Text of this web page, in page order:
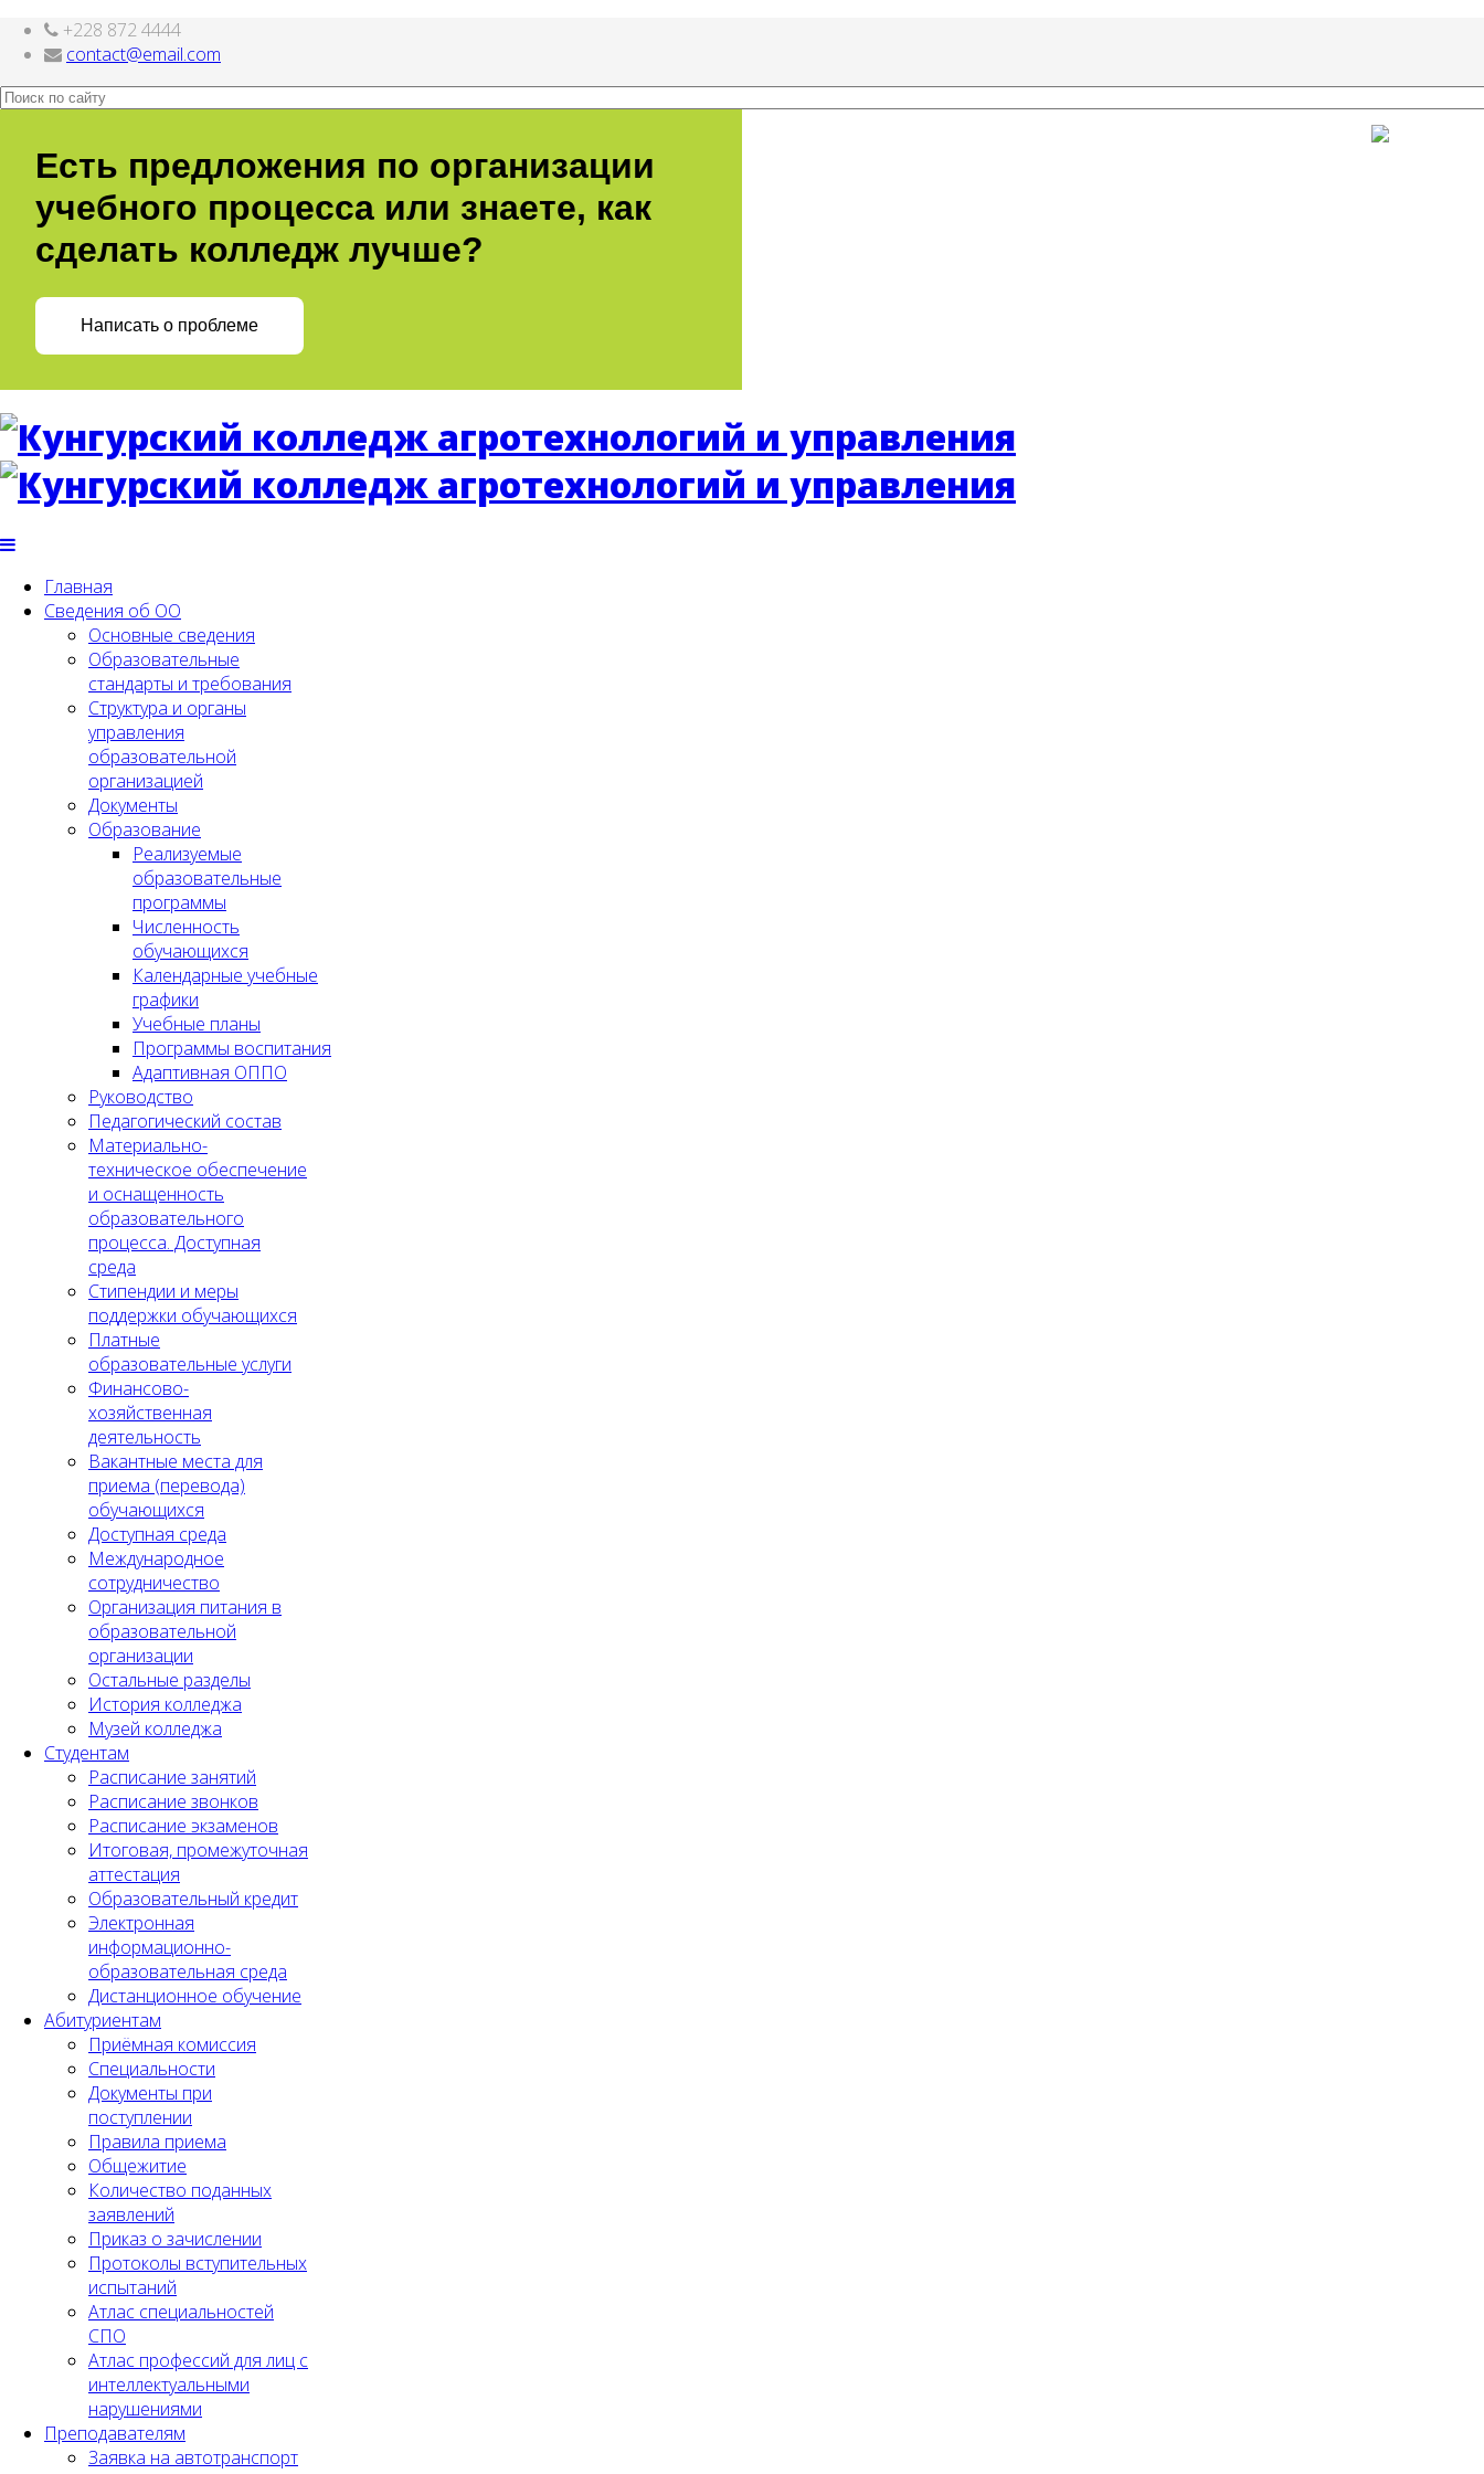
Компоненты, модули, шаблоны и другие
+228 872 4444
contact@email.com
Есть предложения по организации
учебного процесса или знаете, как
сделать колледж лучше?
Написать о проблеме
Главная
Сведения об ОО
Основные сведения
Образовательные
стандарты и требования
Структура и органы
управления
образовательной
организацией
Документы
Образование
Реализуемые
образовательные
программы
Численность
обучающихся
Календарные учебные
графики
Учебные планы
Программы воспитания
Адаптивная ОППО
Руководство
Педагогический состав
Материально-
техническое обеспечение
и оснащенность
образовательного
процесса. Доступная
среда
Стипендии и меры
поддержки обучающихся
Платные
образовательные услуги
Финансово-
хозяйственная
деятельность
Вакантные места для
приема (перевода)
обучающихся
Доступная среда
Международное
сотрудничество
Организация питания в
образовательной
организации
Остальные разделы
История колледжа
Музей колледжа
Студентам
Расписание занятий
Расписание звонков
Расписание экзаменов
Итоговая, промежуточная
аттестация
Образовательный кредит
Электронная
информационно-
образовательная среда
Дистанционное обучение
Абитуриентам
Приёмная комиссия
Специальности
Документы при
поступлении
Правила приема
Общежитие
Количество поданных
заявлений
Приказ о зачислении
Протоколы вступительных
испытаний
Атлас специальностей
СПО
Атлас профессий для лиц с
интеллектуальными
нарушениями
Преподавателям
Заявка на автотранспорт